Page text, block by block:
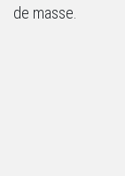
de masse.